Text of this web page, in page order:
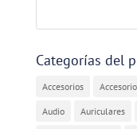
Categorías del
Accesorios
Audio Auriculares